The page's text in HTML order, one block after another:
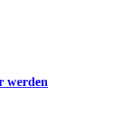
werden